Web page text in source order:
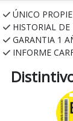
ÚNICO
HISTORIAL
GARANTIA 1
INFORME